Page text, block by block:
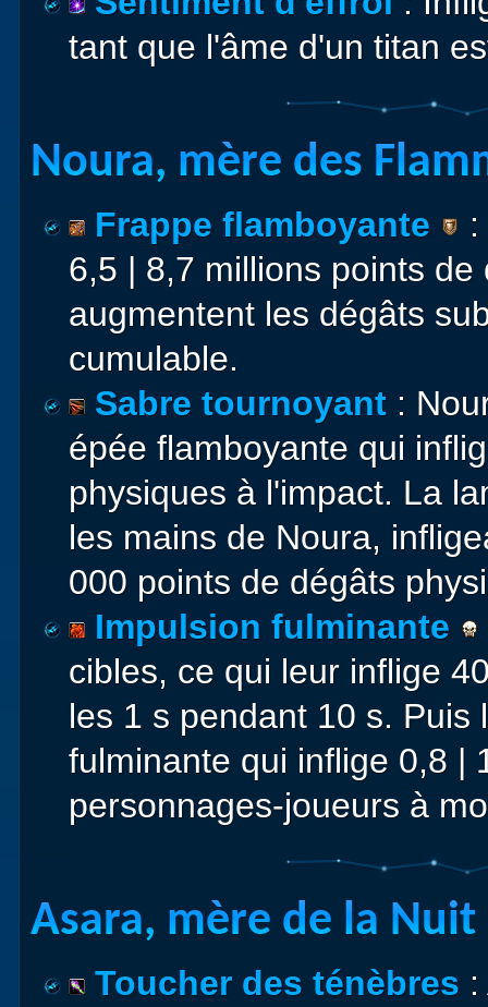
tant que l'âme d'un titan
Noura, mère des
Frappe flamboyante
6,5 | 8,7 millions points
augmentent les dégâts
cumulable.
Sabre tournoyant :
épée flamboyante qui
physiques à l'impact. La
les mains de Noura,
000 points de dégâts
Impulsion fulminante
cibles, ce qui leur inflige
les 1 s pendant 10 s.
fulminante qui inflige 0,8 |
personnages-joueurs à
Asara, mère de la Nuit
Toucher des ténèbres